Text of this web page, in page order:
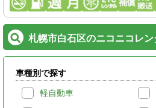
札幌市白石区のニコニコレ
車種別で探す
軽自動車